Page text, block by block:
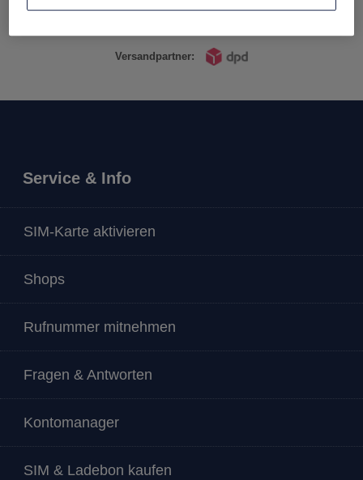
Versandpartner:
Service & Info
SIM-Karte aktivieren
Shops
Rufnummer mitnehmen
Fragen & Antworten
Kontomanager
SIM & Ladebon kaufen